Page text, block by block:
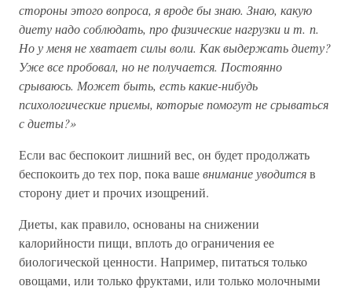
стороны этого вопроса, я вроде бы знаю. Знаю, какую
диету надо соблюдать, про физические нагрузки и т. п.
Но у меня не хватает силы воли. Как выдержать диету?
Уже все пробовал, но не получается. Постоянно
срываюсь. Может быть, есть какие-нибудь
психологические приемы, которые помогут не срываться
с диеты?»
Если вас беспокоит лишний вес, он будет продолжать
беспокоить до тех пор, пока вашевнимание уводитсяв
сторону диет и прочих изощрений.
Диеты, как правило, основаны на снижении
калорийности пищи, вплоть до ограничения ее
биологической ценности. Например, питаться только
овощами, или только фруктами, или только молочными